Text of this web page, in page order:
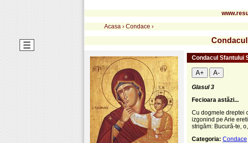
Acasa › Condace ›
Condacul Sfantului
A+ A-
Glasul 3
Fecioara astăzi...
Cu dogmele dreptei
izgonind pe Arie
strigăm: Bucură-te,
Categoria: Condace